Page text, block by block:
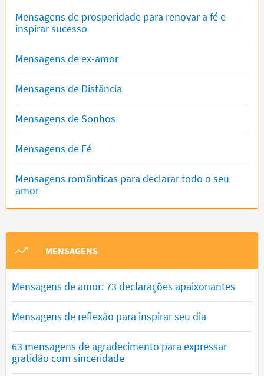
Mensagens de prosperidade para renovar a fé e
inspirar sucesso
Mensagens de ex-amor
Mensagens de Distância
Mensagens de Sonhos
Mensagens de Fé
Mensagens românticas para declarar todo o seu
amor
MENSAGENS
Mensagens de amor: 73 declarações apaixonantes
Mensagens de reflexão para inspirar seu dia
63 mensagens de agradecimento para expressar
gratidão com sinceridade